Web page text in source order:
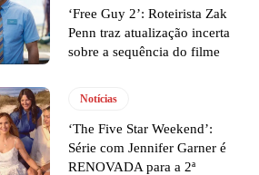
‘Free Guy 2’: Roteirista Zak
Penn traz atualização incerta
sobre a sequência do filme
Notícias
‘The Five Star Weekend’:
Série com Jennifer Garner é
RENOVADA para a 2ª